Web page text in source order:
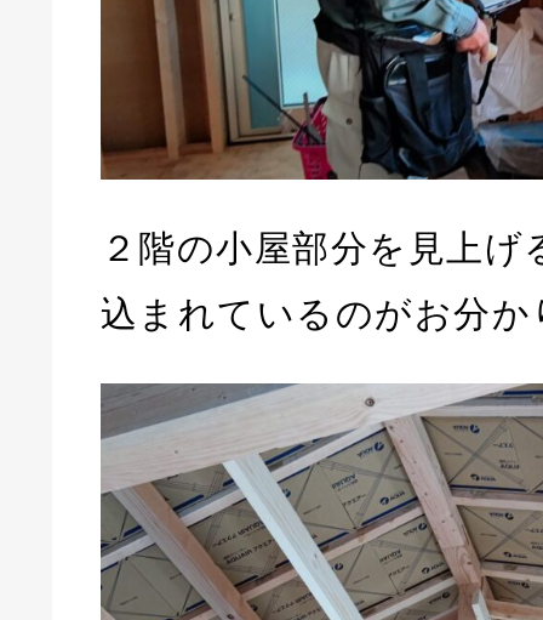
２階の小屋部分を見上げ
込まれているのがお分